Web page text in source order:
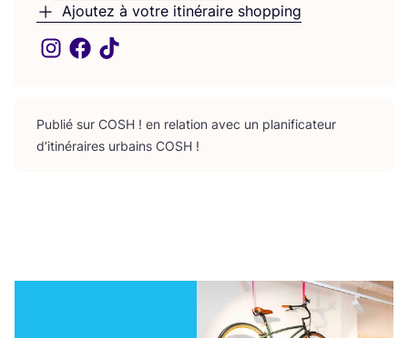
Ajoutez à votre itinéraire shopping
Publié sur COSH ! en rela­tion avec un pla­ni­fi­ca­teur
d’i­ti­né­raires urbains COSH !